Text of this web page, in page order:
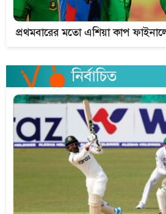
প্রথমবারের মতো এশিয়া কাপ